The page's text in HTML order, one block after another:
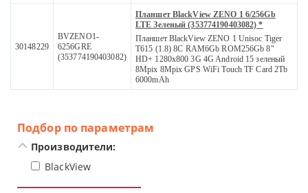
30148229
BVZENO1-
6256GRE
(353774190403082)
Планшет BlackView ZENO 1 6/256Gb
LTE Зеленый (353774190403082) *
Планшет BlackView ZENO 1 Unisoc Tiger
T615 (1.8) 8C RAM6Gb ROM256Gb 8"
HD+ 1280x800 3G 4G Android 15 зеленый
8Mpix 8Mpix GPS WiFi Touch TF Card 2Tb
6000mAh
Подбор по параметрам
Производители:
BlackView